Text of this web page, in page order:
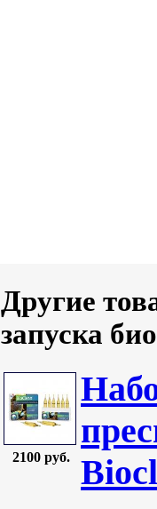
Другие
запуска
2100 руб.